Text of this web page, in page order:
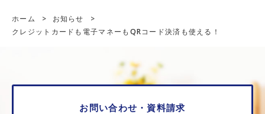
ホーム > お知らせ
>
クレジットカードも電子マネーもQRコード決済も使える！
お問い合わせ・資料請求